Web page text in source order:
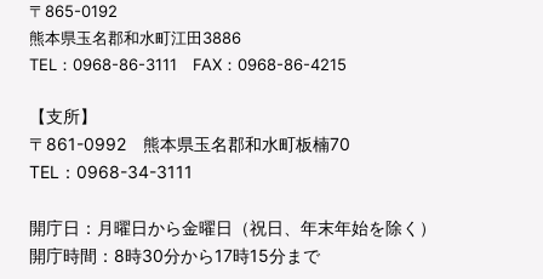
〒865-0192
熊本県玉名郡和水町江田3886
TEL：0968-86-3111 FAX：0968-86-4215
【支所】
〒861-0992 熊本県玉名郡和水町板楠70
TEL：0968-34-3111
開庁日：月曜日から金曜日（祝日、年末年始を除く）
開庁時間：8時30分から17時15分まで